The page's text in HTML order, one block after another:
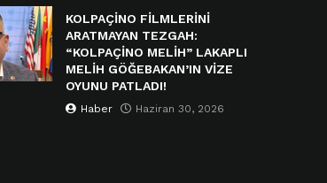
KOLPAÇİNO FİLMLERİNİ
ARATMAYAN TEZGAH:
“KOLPAÇİNO MELİH” LAKAPLI
MELİH GÖĞEBAKAN’IN VİZE
OYUNU PATLADI!
Haber Haziran 30, 2026